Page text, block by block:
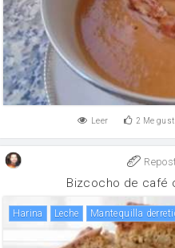
Leer 2 Me
Bizcocho de café
harina leche Mantequilla